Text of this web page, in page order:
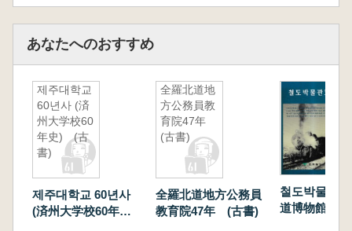
あなたへのおすすめ
제주대학교
60년사 (済
州大学校60
年史) (古
書)
제주대학교 60년사
(済州大学校60年
全羅北道地
方公務員教
育院47年
(古書)
全羅北道地方公務員
教育院47年 (古書)
철도박물관
道博物館図